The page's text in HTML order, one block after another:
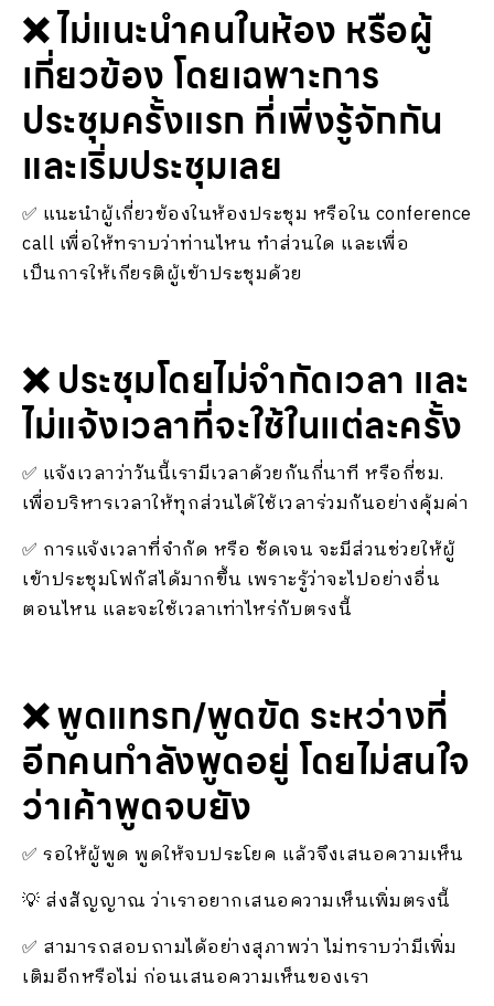
❌ ไม่แนะนำคนในห้อง หรือผู้
เกี่ยวข้อง โดยเฉพาะการ
ประชุมครั้งแรก ที่เพิ่งรู้จักกัน
และเริ่มประชุมเลย
✅ แนะนำผู้เกี่ยวข้องในห้องประชุม หรือใน conference
call เพื่อให้ทราบว่าท่านไหน ทำส่วนใด และเพื่อ
เป็นการให้เกียรติผู้เข้าประชุมด้วย
❌ ประชุมโดยไม่จำกัดเวลา และ
ไม่แจ้งเวลาที่จะใช้ในแต่ละครั้ง
✅ แจ้งเวลาว่าวันนี้เรามีเวลาด้วยกันกี่นาที หรือกี่ชม.
เพื่อบริหารเวลาให้ทุกส่วนได้ใช้เวลาร่วมกันอย่างคุ้มค่า
✅ การแจ้งเวลาที่จำกัด หรือ ชัดเจน จะมีส่วนช่วยให้ผู้
เข้าประชุมโฟกัสได้มากขึ้น เพราะรู้ว่าจะไปอย่างอื่น
ตอนไหน และจะใช้เวลาเท่าไหร่กับตรงนี้
❌ พูดแทรก/พูดขัด ระหว่างที่
อีกคนกำลังพูดอยู่ โดยไม่สนใจ
ว่าเค้าพูดจบยัง
✅ รอให้ผู้พูด พูดให้จบประโยค แล้วจึงเสนอความเห็น
💡 ส่งสัญญาณ ว่าเราอยากเสนอความเห็นเพิ่มตรงนี้
✅ สามารถสอบถามได้อย่างสุภาพว่า ไม่ทราบว่ามีเพิ่ม
เติมอีกหรือไม่ ก่อนเสนอความเห็นของเรา